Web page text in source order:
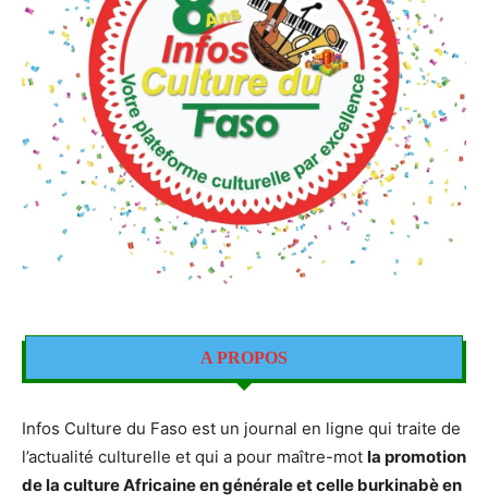
A PROPOS
Infos Culture du Faso est un journal en ligne qui traite de
l’actualité culturelle et qui a pour maître-mot la promotion
de la culture Africaine en générale et celle burkinabè en